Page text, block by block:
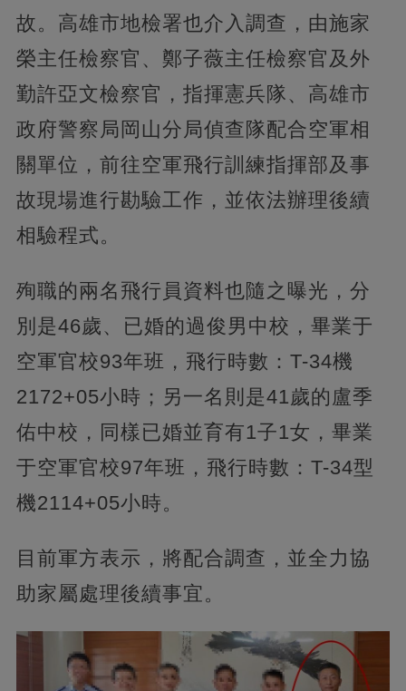
故。高雄市地檢署也介入調查，由施家
榮主任檢察官、鄭子薇主任檢察官及外
勤許亞文檢察官，指揮憲兵隊、高雄市
政府警察局岡山分局偵查隊配合空軍相
關單位，前往空軍飛行訓練指揮部及事
故現場進行勘驗工作，並依法辦理後續
相驗程式。
殉職的兩名飛行員資料也隨之曝光，分
別是46歲、已婚的過俊男中校，畢業于
空軍官校93年班，飛行時數：T-34機
2172+05小時；另一名則是41歲的盧季
佑中校，同樣已婚並育有1子1女，畢業
于空軍官校97年班，飛行時數：T-34型
機2114+05小時。
目前軍方表示，將配合調查，並全力協
助家屬處理後續事宜。